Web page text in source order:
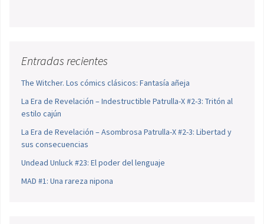
Entradas recientes
The Witcher. Los cómics clásicos: Fantasía añeja
La Era de Revelación – Indestructible Patrulla-X #2-3: Tritón al
estilo cajún
La Era de Revelación – Asombrosa Patrulla-X #2-3: Libertad y
sus consecuencias
Undead Unluck #23: El poder del lenguaje
MAD #1: Una rareza nipona